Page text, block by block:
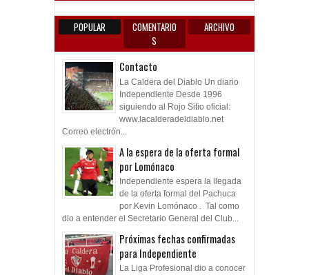
POPULAR
COMENTARIO
S
ARCHIVO
Contacto
La Caldera del Diablo Un diario
Independiente Desde 1996
siguiendo al Rojo Sitio oficial:
www.lacalderadeldiablo.net
Correo electrón...
A la espera de la oferta formal
por Lomónaco
Independiente espera la llegada
de la oferta formal del Pachuca
por Kevin Lomónaco . Tal como
dio a entender el Secretario General del Club...
Próximas fechas confirmadas
para Independiente
La Liga Profesional dio a conocer